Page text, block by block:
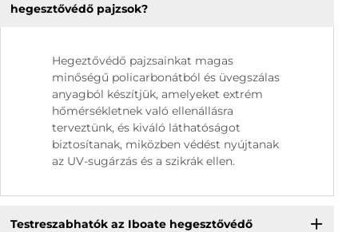
hegesztővédő pajzsok?
Hegeztővédő pajzsainkat magas
minőségű policarbonátból és üvegszálas
anyagból készítjük, amelyeket extrém
hőmérsékletnek való ellenállásra
terveztünk, és kiváló láthatóságot
biztosítanak, miközben védést nyújtanak
az UV-sugárzás és a szikrák ellen.
Testreszabhatók az Iboate hegesztővédő